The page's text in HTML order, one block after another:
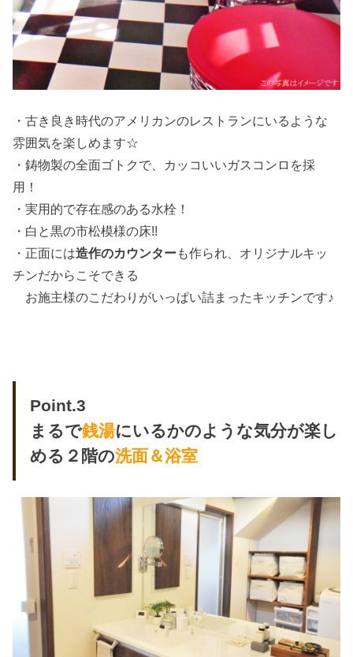
・古き良き時代のアメリカンのレストランにいるような
雰囲気を楽しめます☆
・鋳物製の全面ゴトクで、カッコいいガスコンロを採
用！
・実用的で存在感のある水栓！
・白と黒の市松模様の床!!
・正面には造作のカウンターも作られ、オリジナルキッ
チンだからこそできる
お施主様のこだわりがいっぱい詰まったキッチンです♪
Point.3
まるで銭湯にいるかのような気分が楽し
める２階の洗面＆浴室